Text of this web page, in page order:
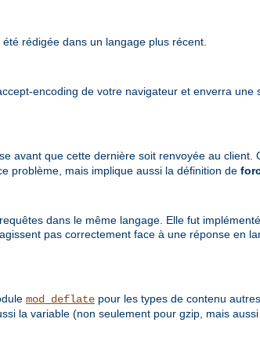
rédigée dans un langage plus récent.
encoding de votre navigateur et enverra une
avant que cette dernière soit renvoyée au client.
problème, mais implique aussi la définition de
dans le même langage. Elle fut
pas correctement face à une réponse en
mod_deflate pour les types de contenu
la variable (non seulement pour gzip, mais